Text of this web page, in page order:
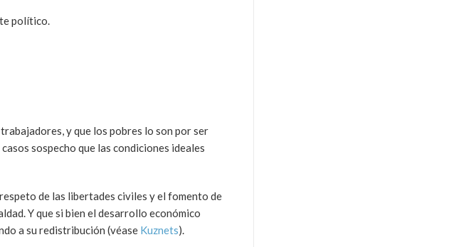
político.
y que los pobres lo son por ser
sospecho que las condiciones ideales
de las libertades civiles y el fomento de
Y que si bien el desarrollo económico
a su redistribución (véase Kuznets).